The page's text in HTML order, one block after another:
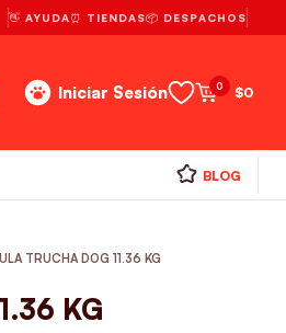
👋 AYUDA⏰ TIENDAS📦 DESPACHOS
Iniciar Sesión 0 $0
BLOG
TRUCHA DOG 11.36 KG
KG